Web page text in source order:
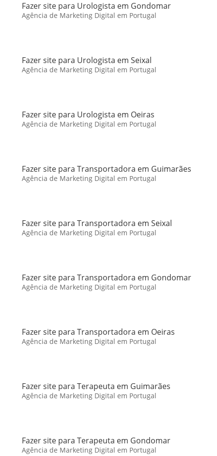
Fazer site para Urologista em Gondomar
Agência de Marketing Digital em Portugal
Fazer site para Urologista em Seixal
Agência de Marketing Digital em Portugal
Fazer site para Urologista em Oeiras
Agência de Marketing Digital em Portugal
Fazer site para Transportadora em Guimarães
Agência de Marketing Digital em Portugal
Fazer site para Transportadora em Seixal
Agência de Marketing Digital em Portugal
Fazer site para Transportadora em Gondomar
Agência de Marketing Digital em Portugal
Fazer site para Transportadora em Oeiras
Agência de Marketing Digital em Portugal
Fazer site para Terapeuta em Guimarães
Agência de Marketing Digital em Portugal
Fazer site para Terapeuta em Gondomar
Agência de Marketing Digital em Portugal